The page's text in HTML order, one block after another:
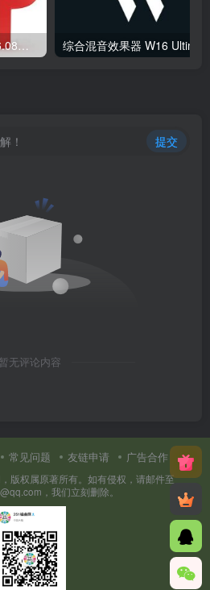
会员专属资源 （2026.06.08更新）
！ 提交
暂无评论内容
常见问题 友链申请 广告合作
版权属原著所有。如有侵权，请邮件至
，我们立刻删除。